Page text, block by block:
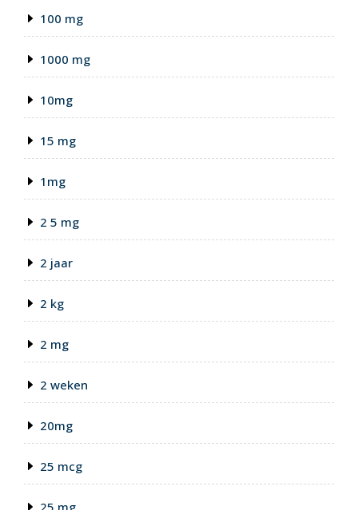
100 mg
1000 mg
10mg
15 mg
1mg
2 5 mg
2 jaar
2 kg
2 mg
2 weken
20mg
25 mcg